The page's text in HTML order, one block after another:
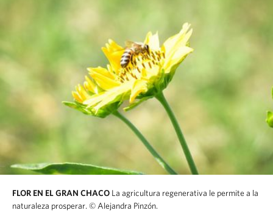
FLOR EN EL GRAN CHACO La agricultura regenerativa le permite a la
naturaleza prosperar. © Alejandra Pinzón.